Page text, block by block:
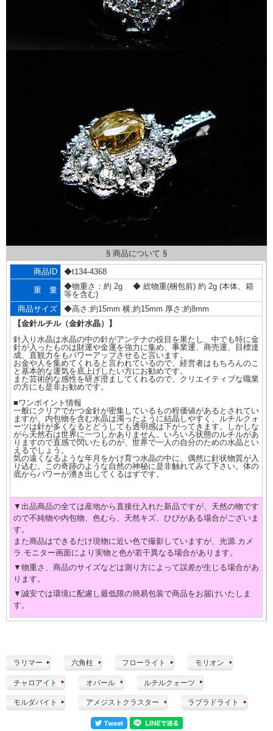
§ 商品について §
商品ID
◆t134-4368
重 量
◆物重さ：約 2g ◆ 総物重(梱包前) 約 2g (本体、箱
等を含む)
商品サイズ
◆高さ:約15mm 横:約15mm 厚さ:約8mm
【金針ルチル（金針水晶）】
針入り水晶は水晶の中の針がアンテナの役目を果たし、中でも特に金
針が入ったものは財運や金運を強力に集め、事業運、商売運、目標達
成、直観力をもパワーアップさせると言います。
お金や人を集めてくれると言われているので、経営者はもちろんのこ
と基本的な運気を底上げしたい方にお勧めです。
また芸術的な感性を研ぎ澄ましてくれるので、クリエイティブな職業
の方にも是非お勧めです。
■ワンポイント情報
一般にクリアでかつ金針が密集しているもの程価値があるとされてい
ますが、内包物を含む水晶は濁ったように結晶しやすく、ルチルクォ
ーツは針が多くなるとどうしても透明感は下がってきます。しかしな
がら天然石は世界に一つしかありません。いろいろ状態のルチルがあ
りますので直感で閃いたものが、世界で一人の自分のための水晶とい
えるでしょう。
気の遠くなるような年月をかけ育つ水晶の中に、偶然に針状物質が入
り込む。この奇跡のような自然の神秘に是非触れてみて下さい。体の
底からパワーが湧き出してくるはずです。
▼出品商品の全ては産地から直接仕入れた新品ですが、天然の物です
ので不純物や内包物、色むら、天然キズ、ひびがある場合がございま
す。
また商品はできるだけ現物に近い色で撮影していますが、光源.カメ
ラ.モニター画面により実物と色が若干異なる場合があります。
▼物重さ、商品のサイズなどは測り方によって誤差が生じる場合があ
ります。
▼誠安では環境に配慮し最低限の簡易包装で商品をお届けいたしま
す。
ラリマー 六角柱 フローライト モリオン
チャロアイト オパール ルチルクォーツ
モルダバイト アメジストクラスター ラブラドライト